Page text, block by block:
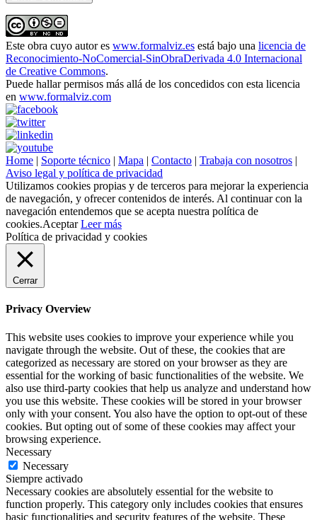
Este obra cuyo autor es www.formalviz.es está bajo una licencia de
Reconocimiento-NoComercial-SinObraDerivada 4.0 Internacional
de Creative Commons.
Puede hallar permisos más allá de los concedidos con esta licencia
en www.formalviz.com
Home | Soporte técnico | Mapa | Contacto | Trabaja con nosotros |
Aviso legal y política de privacidad
Utilizamos cookies propias y de terceros para mejorar la experiencia
de navegación, y ofrecer contenidos de interés. Al continuar con la
navegación entendemos que se acepta nuestra política de
cookies.Aceptar Leer más
Política de privacidad y cookies
Cerrar
Privacy Overview
This website uses cookies to improve your experience while you
navigate through the website. Out of these, the cookies that are
categorized as necessary are stored on your browser as they are
essential for the working of basic functionalities of the website. We
also use third-party cookies that help us analyze and understand how
you use this website. These cookies will be stored in your browser
only with your consent. You also have the option to opt-out of these
cookies. But opting out of some of these cookies may affect your
browsing experience.
Necessary
Necessary
Siempre activado
Necessary cookies are absolutely essential for the website to
function properly. This category only includes cookies that ensures
basic functionalities and security features of the website. These